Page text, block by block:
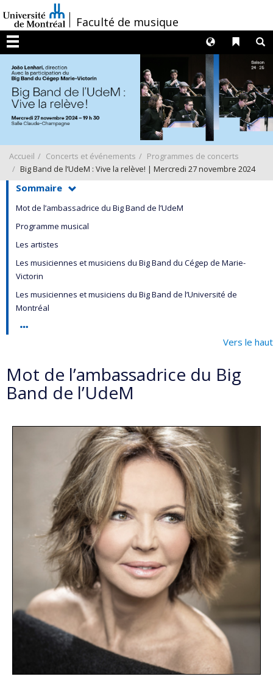
au
contenu
/Faculté de musique
Menu
Liens
Langues
Accueil Concerts et événements
Programmes de concerts
Big Band de l’UdeM : Vive la relève! | Mercredi 27 novembre 2024
Sommaire
Mot de l’ambassadrice du Big Band de l’UdeM
Programme musical
Les artistes
Les musiciennes et musiciens du Big Band du Cégep de Marie-
Victorin
Les musiciennes et musiciens du Big Band de l’Université de
Montréal
Vers le haut
Mot de l’ambassadrice du Big
Band de l’UdeM